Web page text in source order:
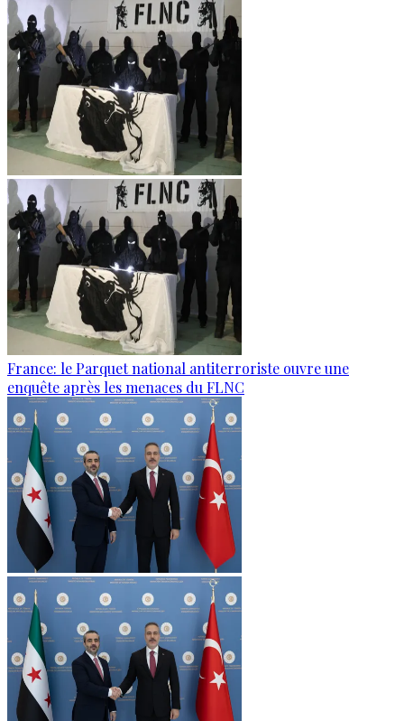
France: le Parquet national antiterroriste ouvre une
enquête après les menaces du FLNC